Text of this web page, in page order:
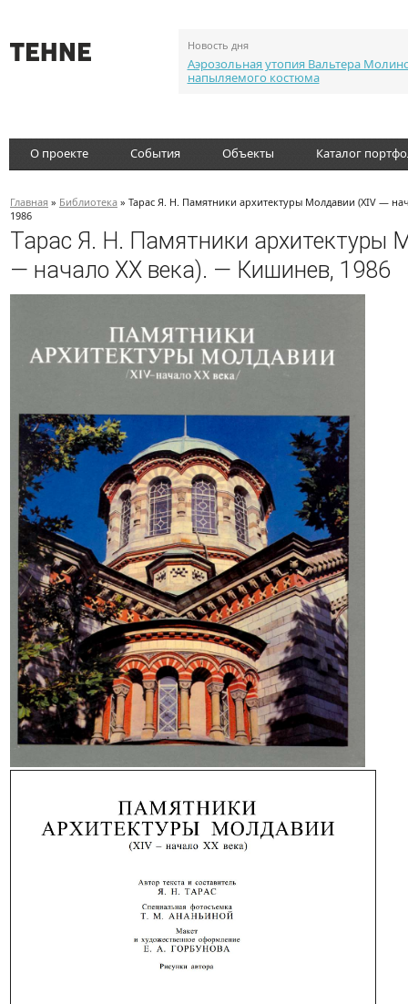
Новость дня
Аэрозольная утопия Вальтера
напыляемого костюма
О проекте События Объекты Каталог
Главная » Библиотека » Тарас Я. Н. Памятники архитектуры Молдавии (XIV —
1986
Тарас Я. Н. Памятники архитектуры
— начало XX века). — Кишинев, 1986